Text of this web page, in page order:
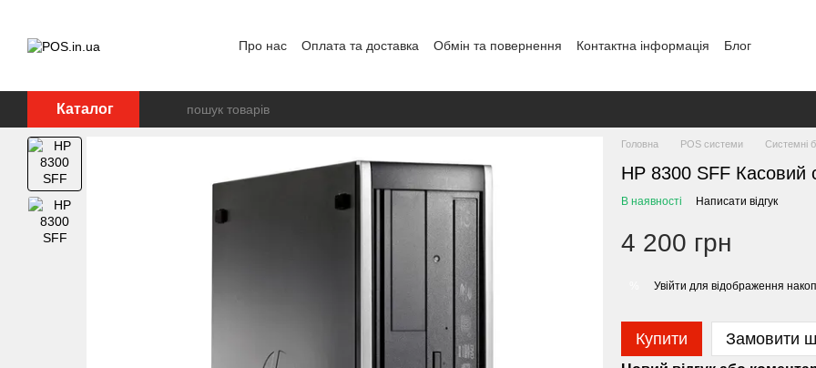
Про нас Оплата та доставка Обмін та повернення Контактна інформація Блог
Каталог
Головна POS системи Системні
HP 8300 SFF Касовий
В наявності Написати відгук
4 200 грн
Увійти для відображення
Купити Замовити